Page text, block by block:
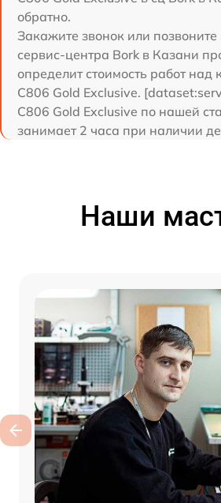
обратно.
Закажите звонок или
сервис-центра Bork в Казани
определит стоимость работ
C806 Gold Exclusive.
C806 Gold Exclusive по нашей
занимает 2 часа при наличии
Наши